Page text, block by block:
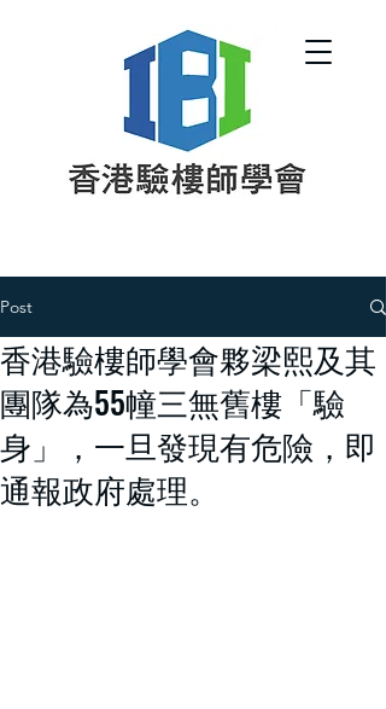
Post
香港驗樓師學會夥梁熙及其
團隊為55幢三無舊樓「驗
身」，一旦發現有危險，即
通報政府處理。